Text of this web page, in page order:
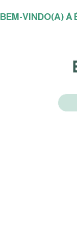
BEM-VINDO(A) À